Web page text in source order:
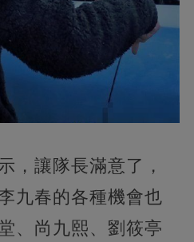
，讓隊長滿意了，
九春的各種機會也
、尚九熙、劉筱亭